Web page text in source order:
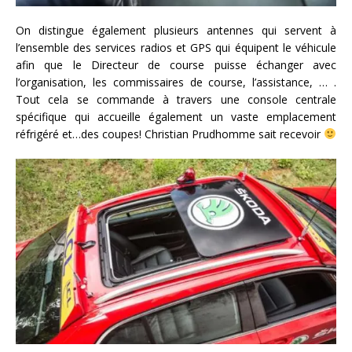
On distingue également plusieurs antennes qui servent à
l’ensemble des services radios et GPS qui équipent le véhicule
afin que le Directeur de course puisse échanger avec
l’organisation, les commissaires de course, l’assistance, … .
Tout cela se commande à travers une console centrale
spécifique qui accueille également un vaste emplacement
réfrigéré et…des coupes! Christian Prudhomme sait recevoir